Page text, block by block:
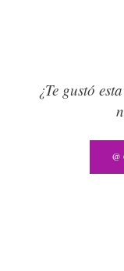
¿Te gustó